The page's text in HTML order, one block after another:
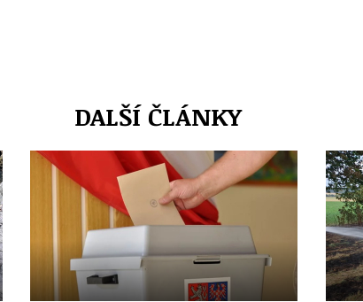
DALŠÍ ČLÁNKY